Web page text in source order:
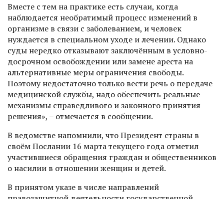
Вместе с тем на практике есть случаи, когда
наблюдается необратимый процесс изменений в
организме в связи с заболеванием, и человек
нуждается в специальном уходе и лечении. Однако
суды нередко отказывают заключённым в условно-
досрочном освобождении или замене ареста на
альтернативные меры ограничения свободы.
Поэтому недостаточно только вести речь о передаче
медицинской службы, надо обеспечить реальные
механизмы справедливого и законного принятия
решения», – отмечается в сообщении.
В ведомстве напомнили, что Президент страны в
своём Послании 16 марта текущего года отметил
участившиеся обращения граждан и общественников
о насилии в отношении женщин и детей.
В принятом указе в числе направлений